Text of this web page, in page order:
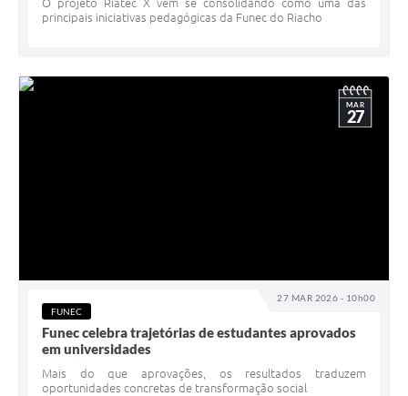
O projeto Riatec X vem se consolidando como uma das
principais iniciativas pedagógicas da Funec do Riacho
27 MAR 2026 - 10h00
MAR
27
FUNEC
Funec celebra trajetórias de estudantes aprovados
em universidades
Mais do que aprovações, os resultados traduzem
oportunidades concretas de transformação social